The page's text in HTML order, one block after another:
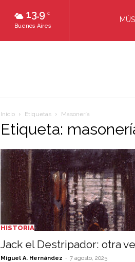
13.9 C
Buenos Aires
Inicio Etiquetas Masonería
Etiqueta:
HISTORIA
Jack el Destripador: otra
Miguel A. Hernández - 7 agosto, 2025